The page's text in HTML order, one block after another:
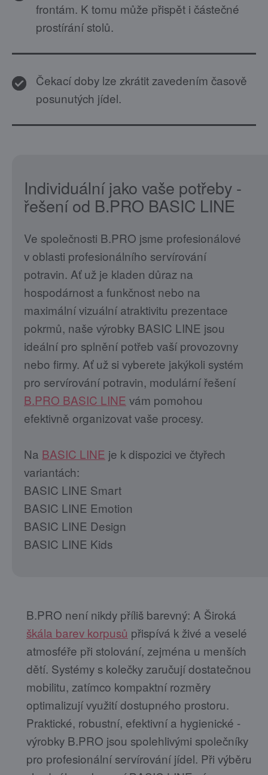
frontám. K tomu může přispět i částečné
prostírání stolů.
Čekací doby lze zkrátit zavedením časově
posunutých jídel.
Individuální jako vaše potřeby -
řešení od B.PRO BASIC LINE
Ve společnosti B.PRO jsme profesionálové
v oblasti profesionálního servírování
potravin. Ať už je kladen důraz na
hospodárnost a funkčnost nebo na
maximální vizuální atraktivitu prezentace
pokrmů, naše výrobky BASIC LINE jsou
ideální pro splnění potřeb vaší provozovny
nebo firmy. Ať už si vyberete jakýkoli systém
pro servírování potravin, modulární řešení
B.PRO BASIC LINE vám pomohou
efektivně organizovat vaše procesy.
Na BASIC LINE je k dispozici ve čtyřech
variantách:
BASIC LINE Smart
BASIC LINE Emotion
BASIC LINE Design
BASIC LINE Kids
B.PRO není nikdy příliš barevný: A Široká
škála barev korpusů přispívá k živé a veselé
atmosféře při stolování, zejména u menších
dětí. Systémy s kolečky zaručují dostatečnou
mobilitu, zatímco kompaktní rozměry
optimalizují využití dostupného prostoru.
Praktické, robustní, efektivní a hygienické -
výrobky B.PRO jsou spolehlivými společníky
pro profesionální servírování jídel. Při výběru